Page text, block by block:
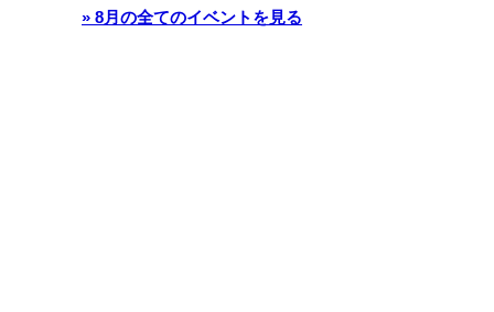
» 8月の全てのイベントを見る